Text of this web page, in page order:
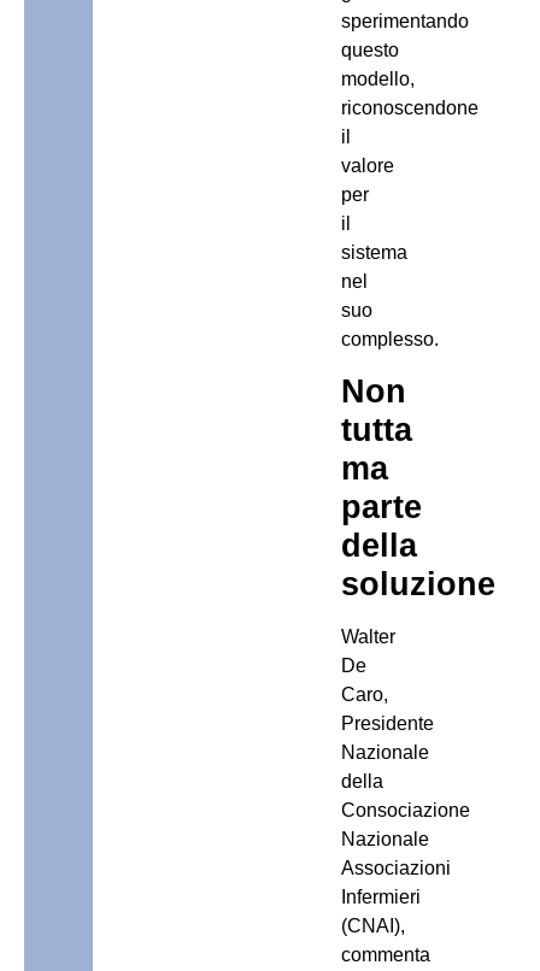
sperimentando
questo
modello,
riconoscendone
il
valore
per
il
sistema
nel
suo
complesso.
Non
tutta
ma
parte
della
soluzione
Walter
De
Caro,
Presidente
Nazionale
della
Consociazione
Nazionale
Associazioni
Infermieri
(CNAI),
commenta